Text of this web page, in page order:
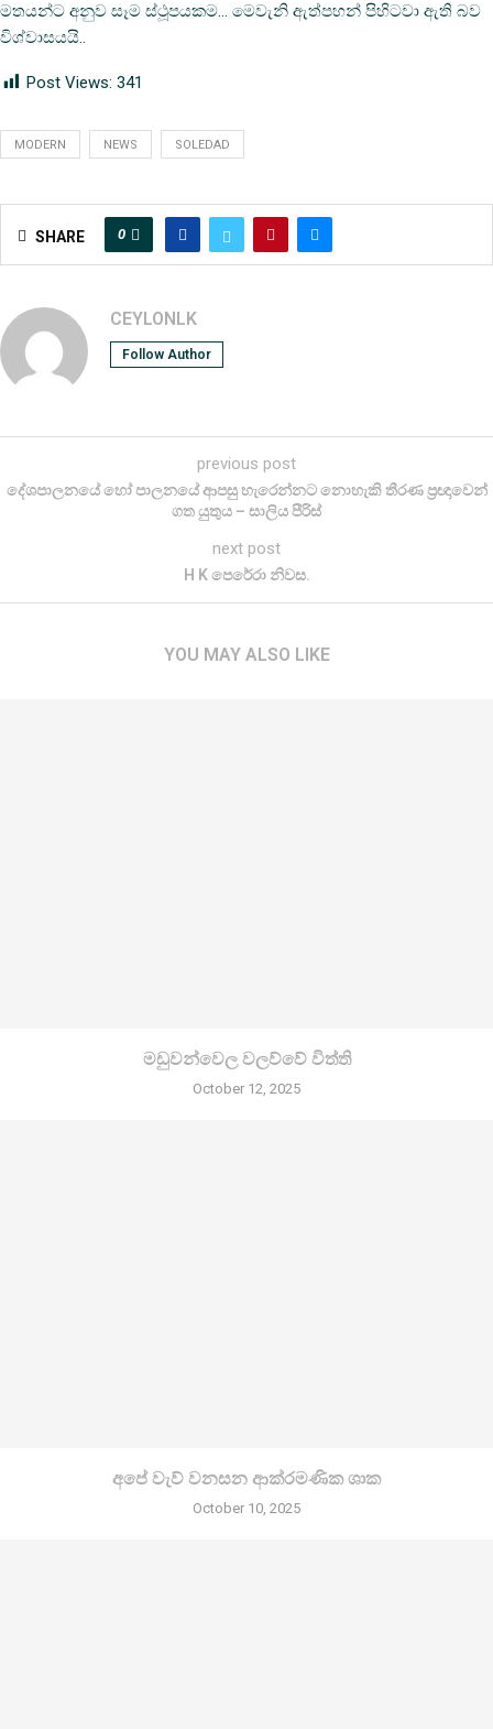
මතයන්ට අනුව සෑම ස්ථූපයකම… මෙවැනි ඇත්පහන් පිහිටවා ඇති බව
විශ්වාසයයි..
Post Views: 341
MODERN NEWS SOLEDAD
SHARE 0
CEYLONLK
Follow Author
previous post
දේශපාලනයේ හෝ පාලනයේ ආපසු හැරෙන්නට නොහැකි තීරණ ප්‍රඥාවෙන්
ගත යුතුය – සාලිය පීරිස්
next post
H K පෙරේරා නිවස.
YOU MAY ALSO LIKE
මඩුවන්වෙල වලව්වේ විත්ති
October 12, 2025
අපේ වැව් වනසන ආක්රමණික ශාක
October 10, 2025